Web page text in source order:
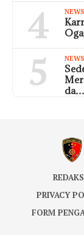
4 NEWS
5 NEWS
da…
PRIVACY
FORM